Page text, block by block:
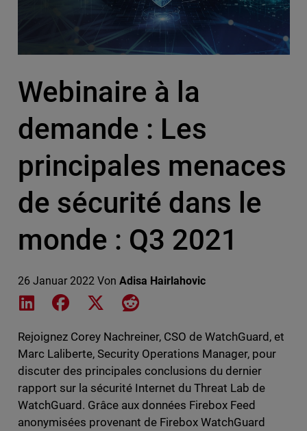
Webinaire à la
demande : Les
principales menaces
de sécurité dans le
monde : Q3 2021
26 Januar 2022 Von Adisa Hairlahovic
Share on LinkedIn
Share on Facebook
Share on XShare on Reddit
Rejoignez Corey Nachreiner, CSO de WatchGuard, et
Marc Laliberte, Security Operations Manager, pour
discuter des principales conclusions du dernier
rapport sur la sécurité Internet du Threat Lab de
WatchGuard. Grâce aux données Firebox Feed
anonymisées provenant de Firebox WatchGuard